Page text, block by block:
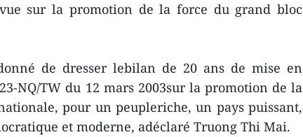
sur la promotion de la force du grand bloc
de dresser lebilan de 20 ans de mise en
NQ/TW du 12 mars 2003sur la promotion de la
pour un peupleriche, un pays puissant,
et moderne, adéclaré Truong Thi Mai.